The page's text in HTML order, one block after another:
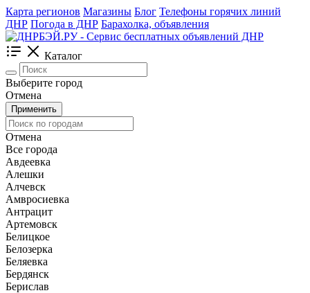
Карта регионов Магазины Блог Телефоны горячих линий
ДНР Погода в ДНР Барахолка, объявления
Каталог
Выберите город
Отмена
Применить
Отмена
Все города
Авдеевка
Алешки
Алчевск
Амвросиевка
Антрацит
Артемовск
Белицкое
Белозерка
Беляевка
Бердянск
Берислав